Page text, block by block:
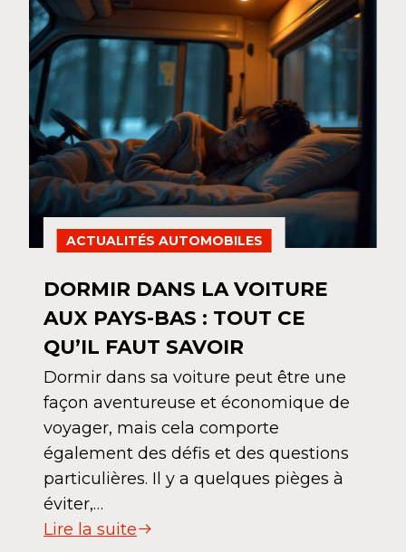
ACTUALITÉS AUTOMOBILES
DORMIR DANS LA VOITURE
AUX PAYS-BAS : TOUT CE
QU’IL FAUT SAVOIR
Dormir dans sa voiture peut être une
façon aventureuse et économique de
voyager, mais cela comporte
également des défis et des questions
particulières. Il y a quelques pièges à
éviter,…
Lire la suite